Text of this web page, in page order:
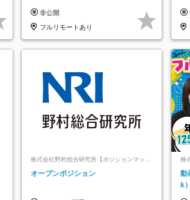
託
非公開
フルリモートあり
株式会社野村総合研究所【ポジションマッチ
オープンポジション
株
動
k